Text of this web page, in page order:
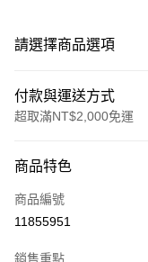
請選擇商品選項
付款與運送方式
超取滿NT$2,000免運
信用卡一次付款
超商取貨付款
商品特色
商品編號
11855951
銷售重點